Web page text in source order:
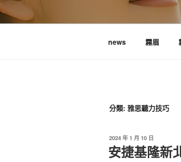
news 霧眉
分類: 雅思聽力技巧
發
佈
於
2024 年 1 月 10 日
安捷基隆新